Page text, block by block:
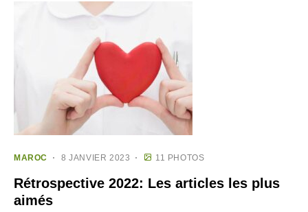
MAROC 8 JANVIER 2023 11 PHOTOS
Rétrospective 2022: Les articles les plus
aimés